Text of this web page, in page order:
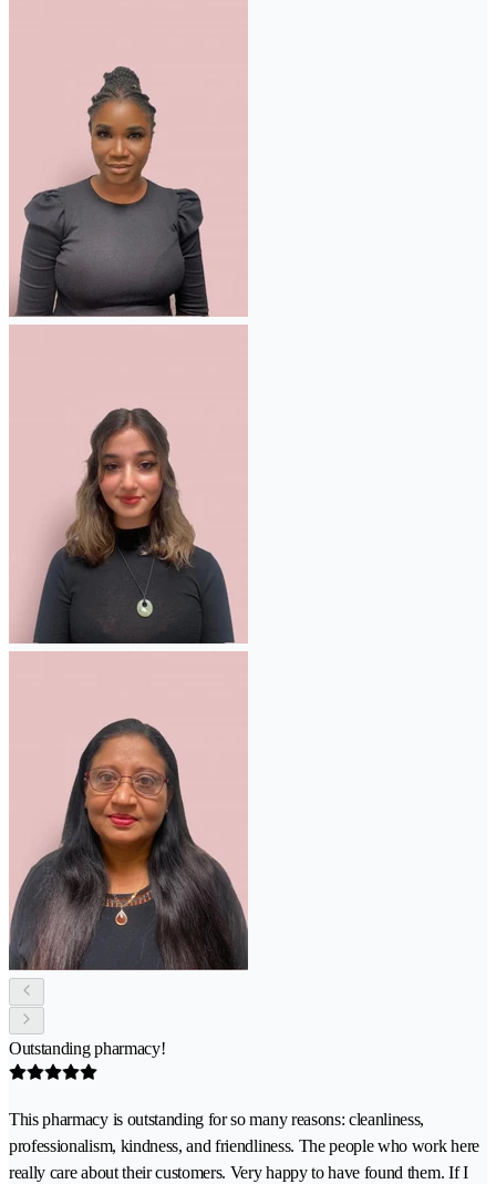
Outstanding pharmacy!
This pharmacy is outstanding for so many reasons: cleanliness,
professionalism, kindness, and friendliness. The people who work here
really care about their customers. Very happy to have found them. If I